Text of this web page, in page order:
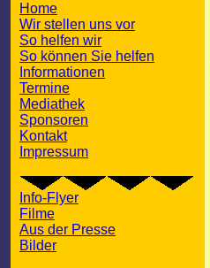
Home
Wir stellen uns vor
So helfen wir
So können Sie helfen
Informationen
Termine
Mediathek
Sponsoren
Kontakt
Impressum
Info-Flyer
Filme
Aus der Presse
Bilder